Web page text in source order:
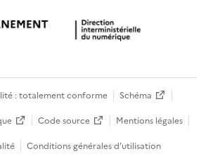
: totalement conforme
Schéma
Code source
Mentions légales
Conditions générales d’utilisation